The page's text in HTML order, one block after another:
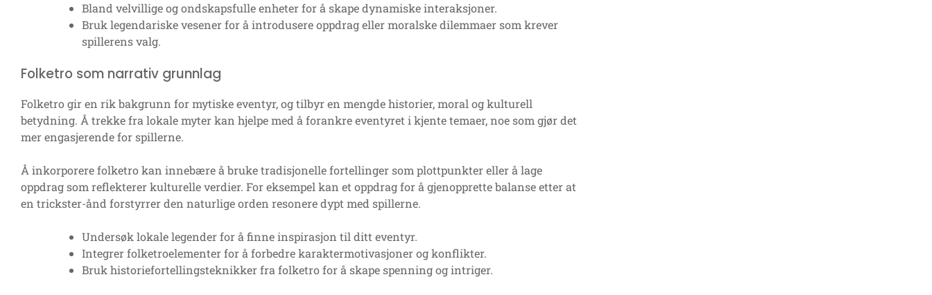
Bland velvillige og ondskapsfulle enheter for å skape dynamiske interaksjoner.
Bruk legendariske vesener for å introdusere oppdrag eller moralske dilemmaer som krever
spillerens valg.
Folketro som narrativ grunnlag
Folketro gir en rik bakgrunn for mytiske eventyr, og tilbyr en mengde historier, moral og kulturell
betydning. Å trekke fra lokale myter kan hjelpe med å forankre eventyret i kjente temaer, noe som gjør det
mer engasjerende for spillerne.
Å inkorporere folketro kan innebære å bruke tradisjonelle fortellinger som plottpunkter eller å lage
oppdrag som reflekterer kulturelle verdier. For eksempel kan et oppdrag for å gjenopprette balanse etter at
en trickster-ånd forstyrrer den naturlige orden resonere dypt med spillerne.
Undersøk lokale legender for å finne inspirasjon til ditt eventyr.
Integrer folketroelementer for å forbedre karaktermotivasjoner og konflikter.
Bruk historiefortellingsteknikker fra folketro for å skape spenning og intriger.